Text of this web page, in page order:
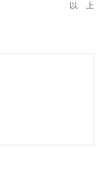
以 上